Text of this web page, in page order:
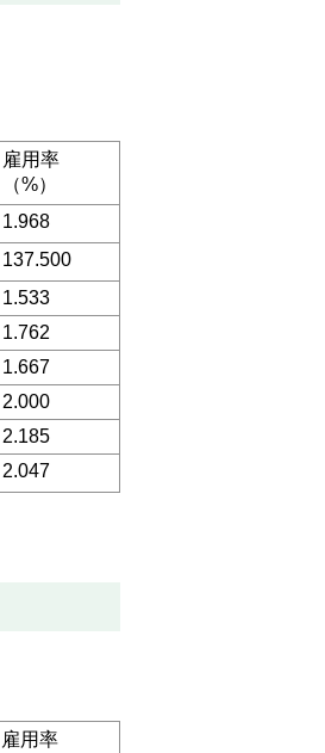
雇用率
（%）
1.968
137.500
1.533
1.762
1.667
2.000
2.185
2.047
雇用率